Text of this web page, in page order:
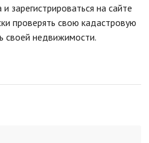
зарегистрироваться на сайте
проверять свою кадастровую
своей недвижимости.